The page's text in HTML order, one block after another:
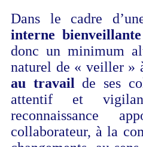
Dans le cadre
interne bienveillante
donc un minimum
naturel de « veiller »
au travailde ses
attentif et
reconnaissance
collaborateur, à la